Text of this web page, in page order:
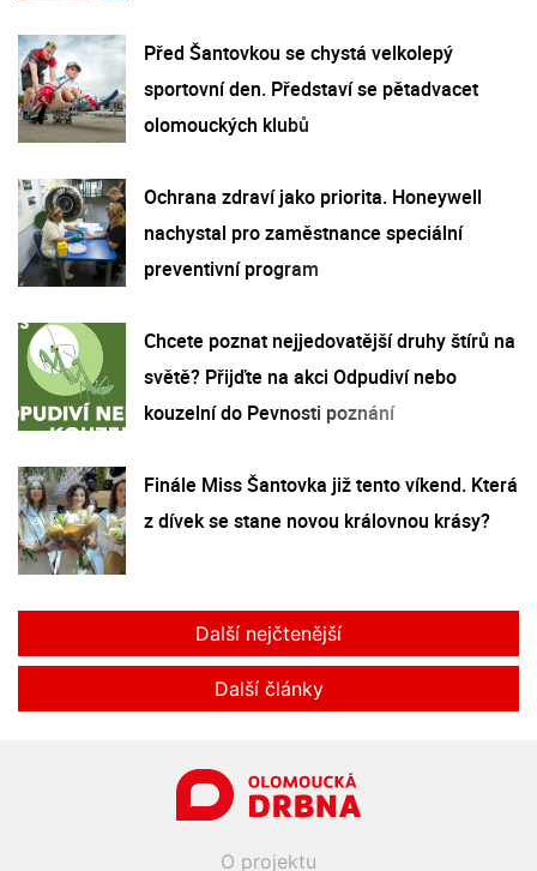
Před Šantovkou se chystá velkolepý
sportovní den. Představí se pětadvacet
olomouckých klubů
Ochrana zdraví jako priorita. Honeywell
nachystal pro zaměstnance speciální
preventivní program
Chcete poznat nejjedovatější druhy štírů na
světě? Přijďte na akci Odpudiví nebo
kouzelní do Pevnosti poznání
Finále Miss Šantovka již tento víkend. Která
z dívek se stane novou královnou krásy?
Další nejčtenější
Další články
O projektu